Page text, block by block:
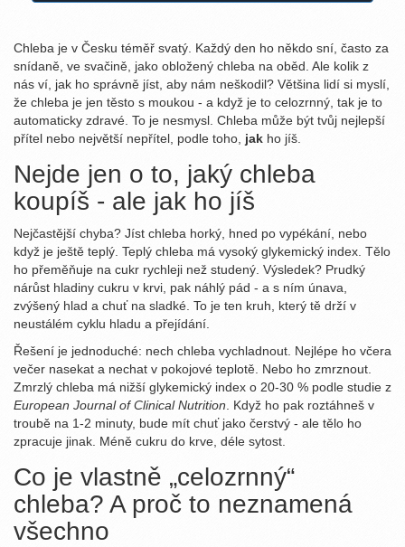
Chleba je v Česku téměř svatý. Každý den ho někdo sní, často za
snídaně, ve svačině, jako obložený chleba na oběd. Ale kolik z
nás ví, jak ho správně jíst, aby nám neškodil? Většina lidí si myslí,
že chleba je jen těsto s moukou - a když je to celozrnný, tak je to
automaticky zdravé. To je nesmysl. Chleba může být tvůj nejlepší
přítel nebo největší nepřítel, podle toho, jak ho jíš.
Nejde jen o to, jaký chleba
koupíš - ale jak ho jíš
Nejčastější chyba? Jíst chleba horký, hned po vypékání, nebo
když je ještě teplý. Teplý chleba má vysoký glykemický index. Tělo
ho přeměňuje na cukr rychleji než studený. Výsledek? Prudký
nárůst hladiny cukru v krvi, pak náhlý pád - a s ním únava,
zvýšený hlad a chuť na sladké. To je ten kruh, který tě drží v
neustálém cyklu hladu a přejídání.
Řešení je jednoduché: nech chleba vychladnout. Nejlépe ho včera
večer nasekat a nechat v pokojové teplotě. Nebo ho zmrznout.
Zmrzlý chleba má nižší glykemický index o 20-30 % podle studie z
European Journal of Clinical Nutrition . Když ho pak roztáhneš v
troubě na 1-2 minuty, bude mít chuť jako čerstvý - ale tělo ho
zpracuje jinak. Méně cukru do krve, déle sytost.
Co je vlastně „celozrnný“
chleba? A proč to neznamená
všechno